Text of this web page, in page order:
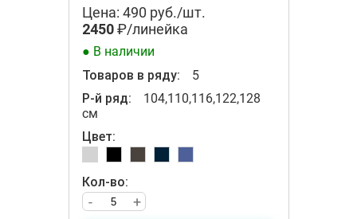
Цена: 490 руб./шт.
2450₽/линейка
● В наличии
Товаров в ряду:
5
Р-й ряд:
104,110,116,122,128
см
Цвет:
Кол-во:
+
-